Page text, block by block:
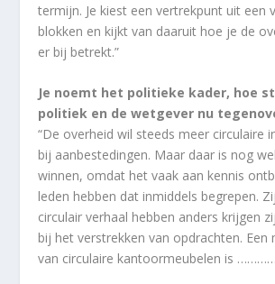
termijn. Je kiest een vertrekpunt uit een
blokken en kijkt van daaruit hoe je de
er bij betrekt.”
Je noemt het politieke kader, hoe
politiek en de wetgever nu
“De overheid wil steeds meer circulaire
bij aanbestedingen. Maar daar is nog
winnen, omdat het vaak aan kennis
leden hebben dat inmiddels begrepen.
circulair verhaal hebben anders krijgen
bij het verstrekken van opdrachten. Een
van circulaire kantoormeubelen is